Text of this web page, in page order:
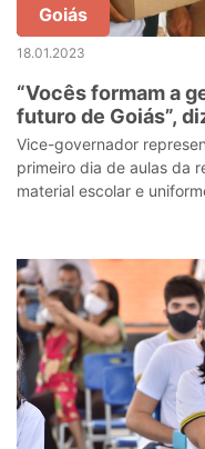
Goiás
18.01.2023
“Vocês formam a
futuro de Goiás”,
na abertura do ano
Vice-governador
primeiro dia de aulas da
material escolar e